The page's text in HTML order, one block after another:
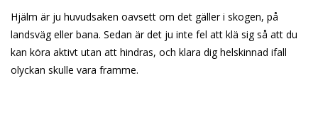
Hjälm är ju huvudsaken oavsett om det gäller i skogen, på
landsväg eller bana. Sedan är det ju inte fel att klä sig så att du
kan köra aktivt utan att hindras, och klara dig helskinnad ifall
olyckan skulle vara framme.